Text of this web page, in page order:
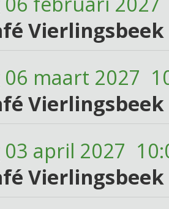
06 maart 2027
03 april 2027